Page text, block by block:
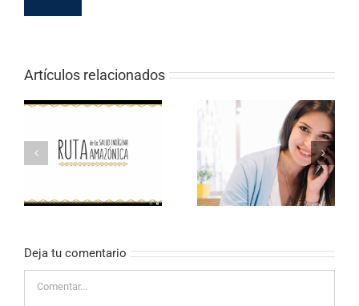
Artículos relacionados
EL TELÉFONO
CONCIERTOS
SOLIDARIOS EN
DIRECTO
Deja tu comentario